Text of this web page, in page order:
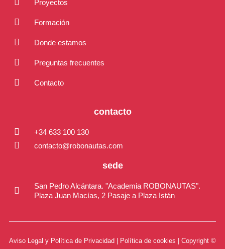
Proyectos
Formación
Donde estamos
Preguntas frecuentes
Contacto
contacto
+34 633 100 130
contacto@robonautas.com
sede
San Pedro Alcántara. "Academia ROBONAUTAS".
Plaza Juan Macías, 2 Pasaje a Plaza Istán
Aviso Legal y Política de Privacidad Política de cookies | Copyright ©